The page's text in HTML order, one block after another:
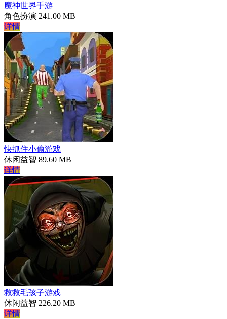
魔神世界手游
角色扮演 241.00 MB
详情
快抓住小偷游戏
休闲益智 89.60 MB
详情
救救毛孩子游戏
休闲益智 226.20 MB
详情